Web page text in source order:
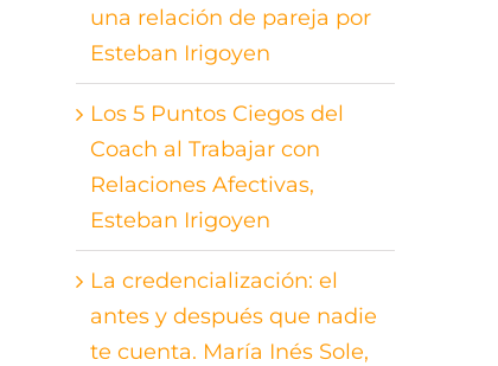
una relación de pareja por
Esteban Irigoyen
Los 5 Puntos Ciegos del
Coach al Trabajar con
Relaciones Afectivas,
Esteban Irigoyen
La credencialización: el
antes y después que nadie
te cuenta. María Inés Sole,